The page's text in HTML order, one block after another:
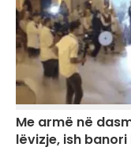
Me armë në
lëvizje, ish banori